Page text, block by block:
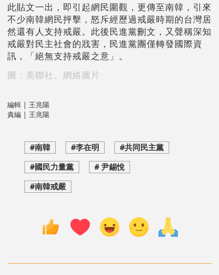
此貼文一出，即引起網民圍觀，更傳至南韓，引來
不少南韓網民抨擊，怒斥經歷過戒嚴時期的台灣居
然還有人支持戒嚴。此後民進黨刪文，又聲稱深知
戒嚴對民主社會的戕害，民進黨團僅轉發國際資
訊，「絕無支持戒嚴之意」。
圖：美聯社、網絡圖片
編輯 | 王兆陽
責編 | 王兆陽
#南韓 #李在明
#共同民主黨
#國民力量黨
# 尹錫悅
#南韓戒嚴